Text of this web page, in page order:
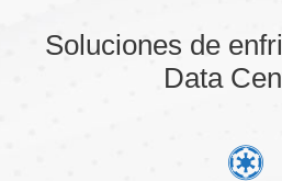
Soluciones de
Data